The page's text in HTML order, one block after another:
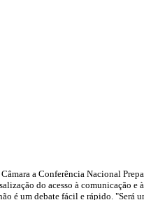
a Conferência Nacional
do acesso à comunicação e
é um debate fácil e rápido. "Será